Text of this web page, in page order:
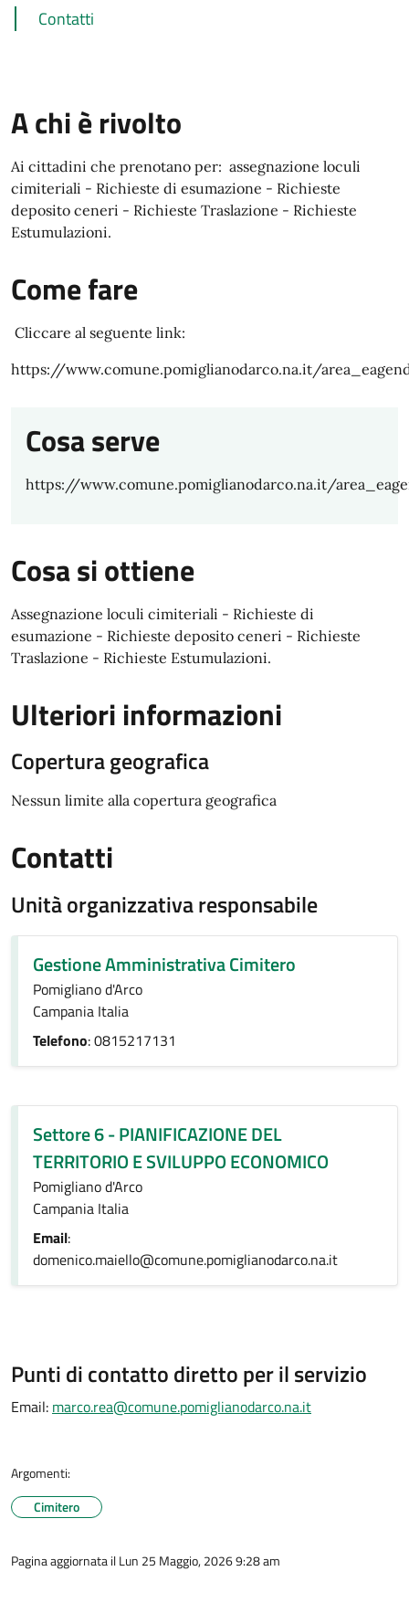
Contatti
A chi è rivolto
Ai cittadini che prenotano per: assegnazione loculi
cimiteriali - Richieste di esumazione - Richieste
deposito ceneri - Richieste Traslazione - Richieste
Estumulazioni.
Come fare
Cliccare al seguente link:
https://www.comune.pomiglianodarco.na.it/
Cosa serve
https://www.comune.pomiglianodarco.na.it/
Cosa si ottiene
Assegnazione loculi cimiteriali - Richieste di
esumazione - Richieste deposito ceneri - Richieste
Traslazione - Richieste Estumulazioni.
Ulteriori informazioni
Copertura geografica
Nessun limite alla copertura geografica
Contatti
Unità organizzativa responsabile
Gestione Amministrativa Cimitero
Pomigliano d'Arco
Campania Italia
Telefono: 0815217131
Settore 6 - PIANIFICAZIONE DEL
TERRITORIO E SVILUPPO ECONOMICO
Pomigliano d'Arco
Campania Italia
Email:
domenico.maiello@comune.pomiglianodarco.na.it
Punti di contatto diretto per il servizio
Email: marco.rea@comune.pomiglianodarco.na.it
Argomenti:
Cimitero
Pagina aggiornata il Lun 25 Maggio, 2026 9:28 am